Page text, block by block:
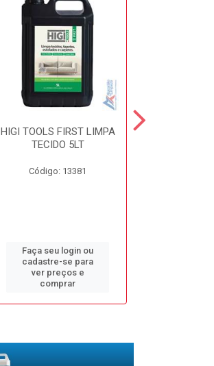
HIGI TOOLS FIRST LIMPA
TECIDO 5LT
Código: 13381
Faça seu login ou
cadastre-se para
ver preços e
comprar